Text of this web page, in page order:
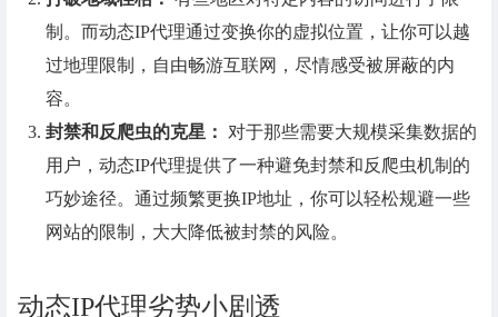
制。而动态IP代理通过变换你的虚拟位置，让你可以越
过地理限制，自由畅游互联网，尽情感受被屏蔽的内
容。
封禁和反爬虫的克星 ：
对于那些需要大规模采集数据的
用户，动态IP代理提供了一种避免封禁和反爬虫机制的
巧妙途径。通过频繁更换IP地址，你可以轻松规避一些
网站的限制，大大降低被封禁的风险。
动态IP代理劣势小剧透